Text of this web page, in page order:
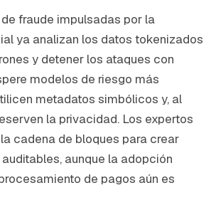
fraude impulsadas por la
ya analizan los datos tokenizados
y detener los ataques con
modelos de riesgo más
metadatos simbólicos y, al
la privacidad. Los expertos
cadena de bloques para crear
aunque la adopción
de pagos aún es